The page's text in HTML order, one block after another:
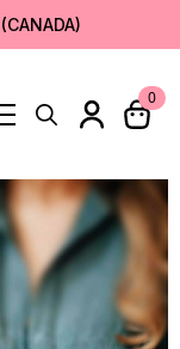
for:
0